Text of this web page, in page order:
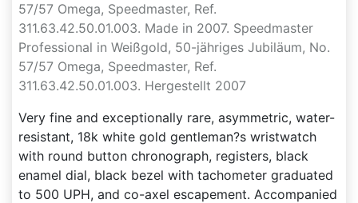
57/57 Omega, Speedmaster, Ref.
311.63.42.50.01.003. Made in 2007. Speedmaster
Professional in Weißgold, 50-jähriges Jubiläum, No.
57/57 Omega, Speedmaster, Ref.
311.63.42.50.01.003. Hergestellt 2007
Very fine and exceptionally rare, asymmetric, water-
resistant, 18k white gold gentleman?s wristwatch
with round button chronograph, registers, black
enamel dial, black bezel with tachometer graduated
to 500 UPH, and co-axel escapement. Accompanied